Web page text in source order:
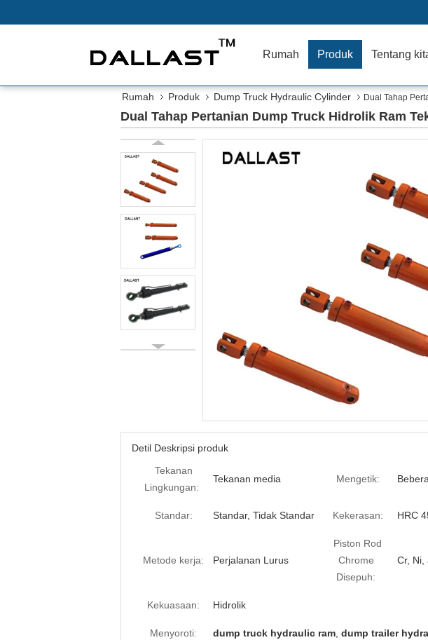
Rumah Produk Tentang
Rumah Produk Dump Truck Hydraulic Cylinder Dual Tahap
Dual Tahap Pertanian Dump Truck Hidrolik Ram
Detil Deskripsi produk
Tekanan
Lingkungan:
Tekanan media Mengetik:
Standar: Standar, Tidak Standar Kekerasan: HRC
Metode kerja: Perjalanan Lurus
Piston Rod
Chrome
Disepuh:
Cr, Ni,
Kekuasaan: Hidrolik
Menyoroti: dump truck hydraulic ram dump trailer